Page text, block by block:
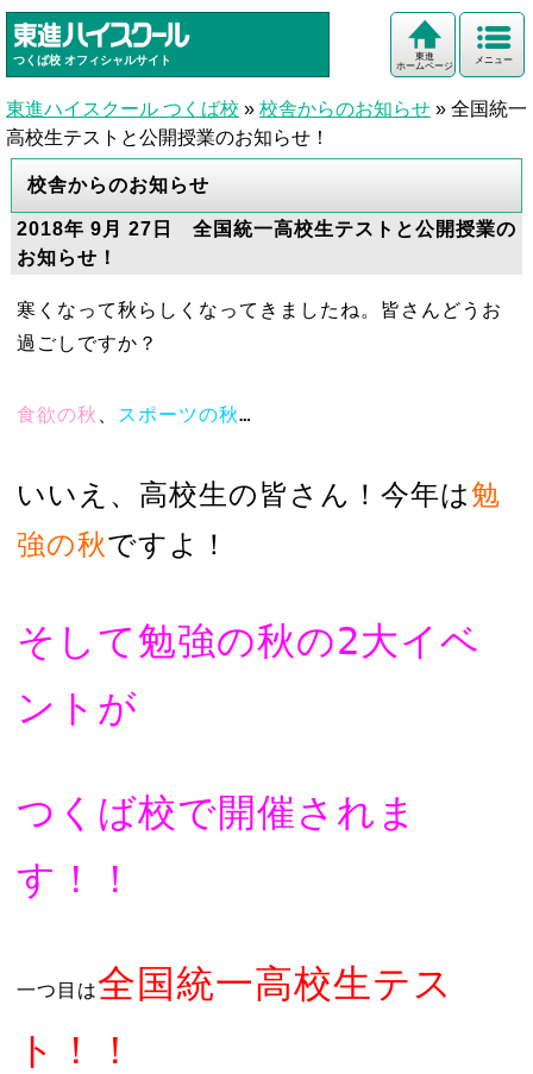
つくば校 オフィシャルサイト メニュー
東進
ホームページ
東進ハイスクール つくば校 » 校舎からのお知らせ » 全国統一
高校生テストと公開授業のお知らせ！
校舎からのお知らせ
2018年 9月 27日 全国統一高校生テストと公開授業の
お知らせ！
寒くなって秋らしくなってきましたね。皆さんどうお
過ごしですか？
食欲の秋 、 スポーツの秋…
いいえ、高校生の皆さん！今年は勉
強の秋ですよ！
そして勉強の秋の2大イベ
ントが
つくば校で開催されま
す！！
一つ目は全国統一高校生テス
ト！！